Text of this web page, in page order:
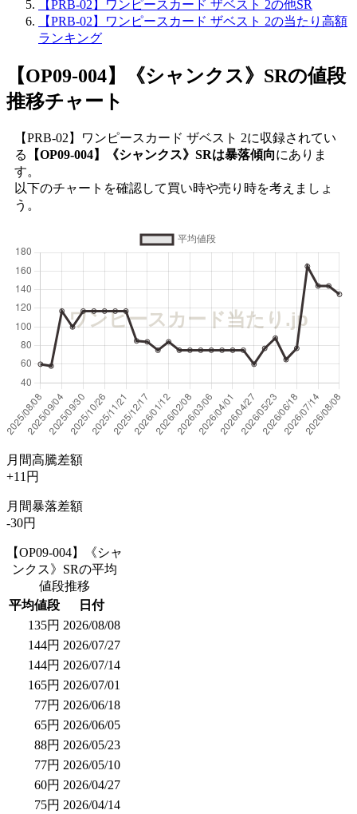
【PRB-02】ワンピースカード ザベスト 2の他SR
【PRB-02】ワンピースカード ザベスト 2の当たり高額
ランキング
【OP09-004】《シャンクス》SRの値段
推移チャート
【PRB-02】ワンピースカード ザベスト 2に収録されてい
る
【OP09-004】《シャンクス》SRは暴落傾向にありま
す。
以下のチャートを確認して買い時や売り時を考えましょ
う。
月間高騰差額
+11円
月間暴落差額
-30円
【OP09-004】《シャ
ンクス》SRの平均
値段推移
平均値段
日付
135円 2026/08/08
144円 2026/07/27
144円 2026/07/14
165円 2026/07/01
77円 2026/06/18
65円 2026/06/05
88円 2026/05/23
77円 2026/05/10
60円 2026/04/27
75円 2026/04/14